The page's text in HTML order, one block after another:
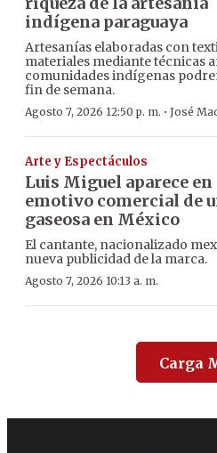
indígena paraguaya
Artesanías elaboradas con
materiales mediante técnicas
comunidades indígenas
fin de semana.
Agosto 7, 2026 12:50 p. m. · José
Arte y Espectáculos
Luis Miguel aparece en
emotivo comercial de
gaseosa en México
El cantante, nacionalizado
nueva publicidad de la marca.
Agosto 7, 2026 10:13 a. m.
Carga